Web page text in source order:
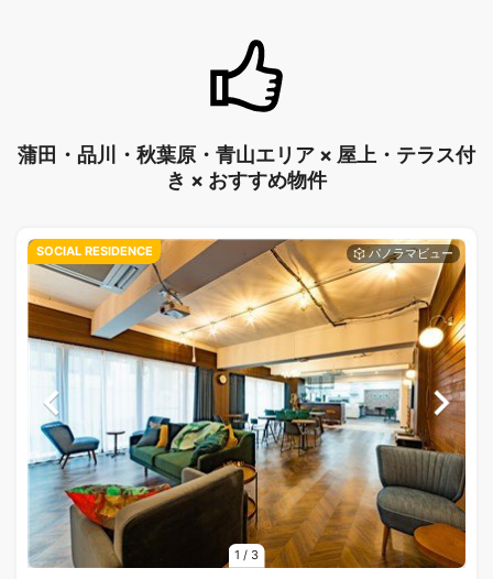
蒲田・品川・秋葉原・青山エリア × 屋上・テラス付
き × おすすめ物件
1 / 3
SOCIAL RESIDENCE